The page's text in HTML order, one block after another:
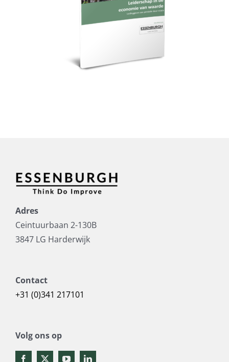
Adres
Ceintuurbaan 2-130B
3847 LG Harderwijk
Contact
+31 (0)341 217101
Volg ons op